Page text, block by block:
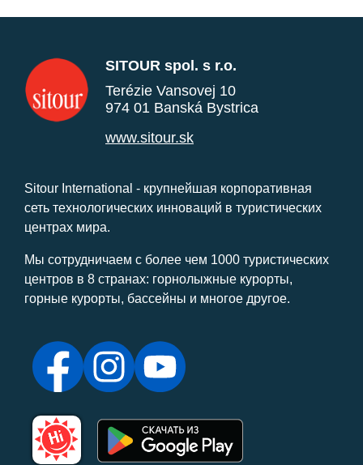
SITOUR spol. s r.o.
Terézie Vansovej 10
974 01 Banská Bystrica
www.sitour.sk
Sitour International - крупнейшая корпоративная
сеть технологических инноваций в туристических
центрах мира.
Мы сотрудничаем с более чем 1000 туристических
центров в 8 странах: горнолыжные курорты,
горные курорты, бассейны и многое другое.